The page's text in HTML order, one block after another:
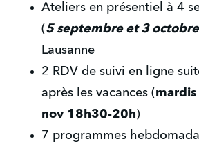
Ateliers en présentiel à 4
(5 septembre et 3
Lausanne
2 RDV de suivi en ligne
après les vacances (
nov 18h30-20h)
7 programmes